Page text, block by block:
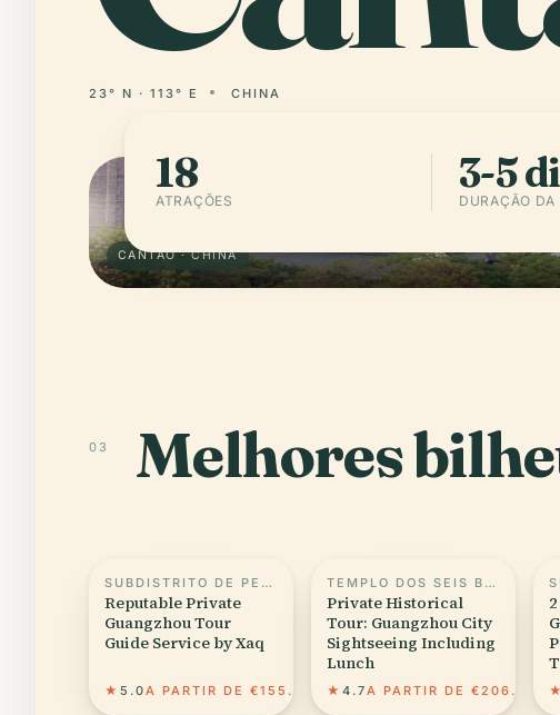
23° N · 113° E CHINA
CANTÃO · CHINA
18
ATRAÇÕES
3-5
DURAÇÃO DA
03 Melhores
SUBDISTRITO DE PEQUIM, CANTÃO
Reputable Private
Guangzhou Tour
Guide Service by Xaq
★ 5.0A PARTIR DE €155.41
TEMPLO DOS SEIS BANIANOS
Private Historical
Tour: Guangzhou City
Sightseeing Including
Lunch
★ 4.7A PARTIR DE €206.36 ★